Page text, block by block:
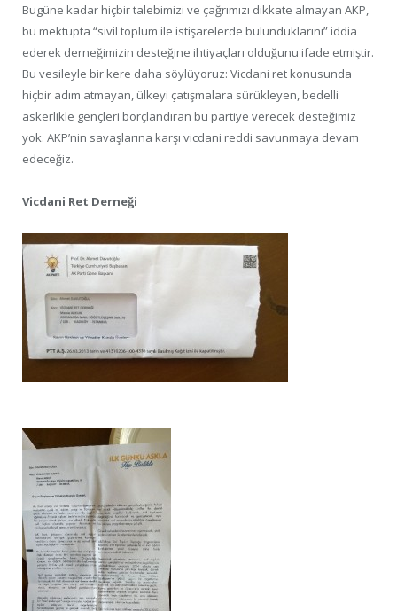
Bugüne kadar hiçbir talebimizi ve çağrımızı dikkate almayan AKP,
bu mektupta “sivil toplum ile istişarelerde bulunduklarını” iddia
ederek derneğimizin desteğine ihtiyaçları olduğunu ifade etmiştir.
Bu vesileyle bir kere daha söylüyoruz: Vicdani ret konusunda
hiçbir adım atmayan, ülkeyi çatışmalara sürükleyen, bedelli
askerlikle gençleri borçlandıran bu partiye verecek desteğimiz
yok. AKP’nin savaşlarına karşı vicdani reddi savunmaya devam
edeceğiz.
Vicdani Ret Derneği